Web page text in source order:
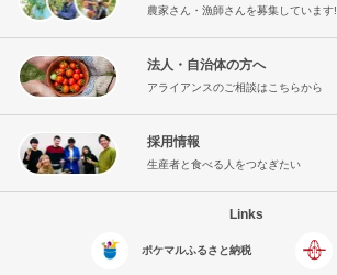
農家さん・漁師さんを募集しています!
法人・自治体の方へ
アライアンスのご相談はこちらから
採用情報
生産者と食べる人をつなぎたい
Links
ポケマルふるさと納税